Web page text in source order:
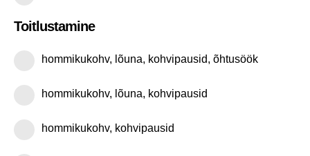
Toitlustamine
hommikukohv, lõuna, kohvipausid, õhtusöök
hommikukohv, lõuna, kohvipausid
hommikukohv, kohvipausid